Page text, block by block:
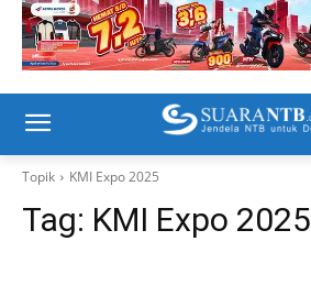
Topik KMI Expo 2025
Tag: KMI Expo 2025